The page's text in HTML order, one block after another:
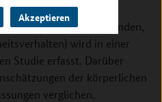
Akzeptieren
Indikatoren gesunden
Kognition, Wohlbefinden,
wird in einer
Studie erfasst. Darüber
der körperlichen
verglichen.